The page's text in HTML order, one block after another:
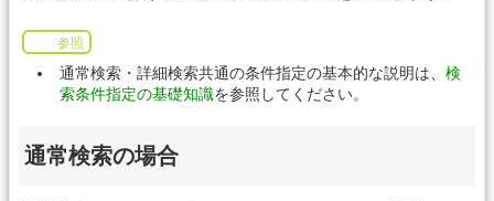
参照
通常検索・詳細検索共通の条件指定の基本的な説明は、 検
索条件指定の基礎知識を参照してください。
通常検索の場合